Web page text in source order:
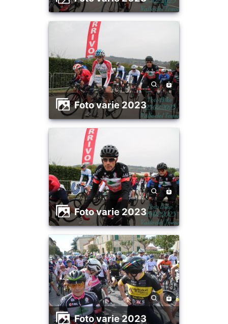
foto varie 2023
foto varie 2023
foto varie 2023